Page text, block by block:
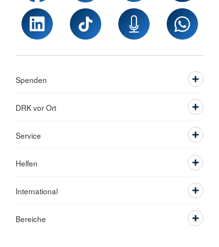
Spenden
DRK vor Ort
Service
Helfen
International
Bereiche